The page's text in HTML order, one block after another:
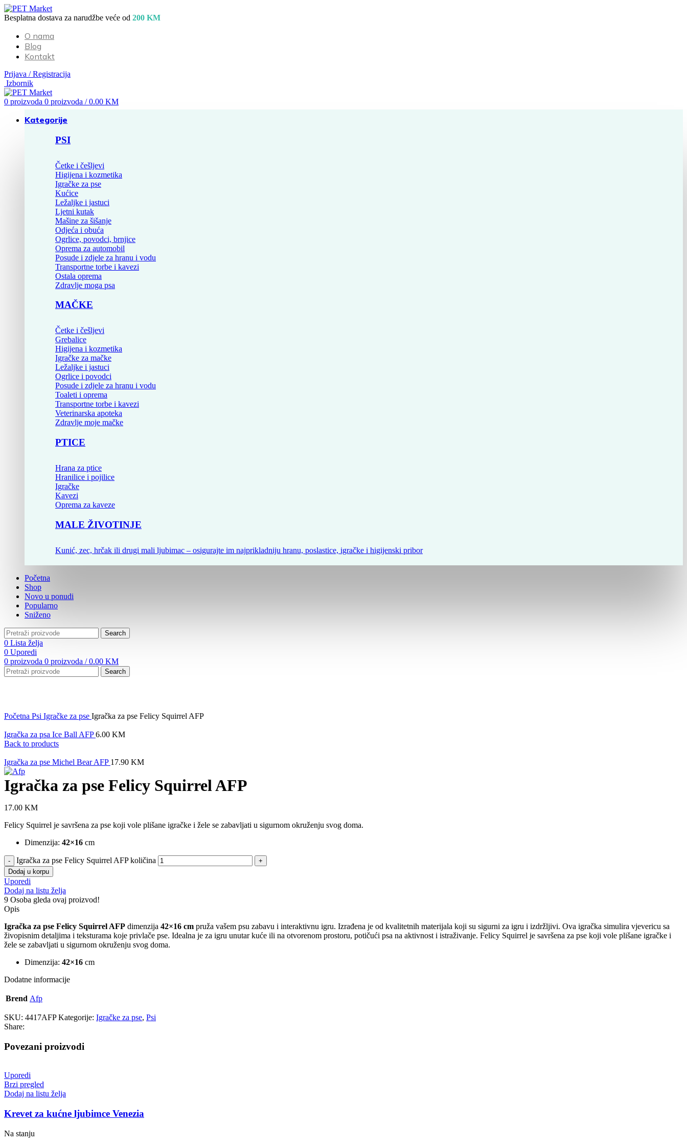
Besplatna dostava za narudžbe veće od 200 KM
O nama
Blog
Kontakt
Prijava / Registracija
Izbornik
0 proizvoda 0 proizvoda / 0.00 KM
Kategorije
PSI
Četke i češljevi
Higijena i kozmetika
Igračke za pse
Kućice
Ležaljke i jastuci
Ljetni kutak
Mašine za šišanje
Odjeća i obuća
Ogrlice, povodci, brnjice
Oprema za automobil
Posude i zdjele za hranu i vodu
Transportne torbe i kavezi
Ostala oprema
Zdravlje moga psa
MAČKE
Četke i češljevi
Grebalice
Higijena i kozmetika
Igračke za mačke
Ležaljke i jastuci
Ogrlice i povodci
Posude i zdjele za hranu i vodu
Toaleti i oprema
Transportne torbe i kavezi
Veterinarska apoteka
Zdravlje moje mačke
PTICE
Hrana za ptice
Hranilice i pojilice
Igračke
Kavezi
Oprema za kaveze
MALE ŽIVOTINJE
Kunić, zec, hrčak ili drugi mali ljubimac – osigurajte im najprikladniju hranu, poslastice, igračke i higijenski pribor
Početna
Shop
Novo u ponudi
Popularno
Sniženo
Search
0 Lista želja
0 Uporedi
0 proizvoda 0 proizvoda / 0.00 KM
Search
Početna Psi Igračke za pse Igračka za pse Felicy Squirrel AFP
Igračka za psa Ice Ball AFP6.00 KM
Back to products
Igračka za pse Michel Bear AFP 17.90 KM
Igračka za pse Felicy Squirrel AFP
17.00 KM
Felicy Squirrel je savršena za pse koji vole plišane igračke i žele se zabavljati u sigurnom okruženju svog doma.
Dimenzija: 42×16 cm
Igračka za pse Felicy Squirrel AFP količina
Dodaj u korpu
Uporedi
Dodaj na listu želja
9 Osoba gleda ovaj proizvod!
Opis
Igračka za pse Felicy Squirrel AFP dimenzija 42×16 cm pruža vašem psu zabavu i interaktivnu igru. Izrađena je od kvalitetnih materijala koji su sigurni za igru i izdržljivi. Ova igračka simulira vjevericu sa
živopisnim detaljima i teksturama koje privlače pse. Idealna je za igru unutar kuće ili na otvorenom prostoru, potičući psa na aktivnost i istraživanje. Felicy Squirrel je savršena za pse koji vole plišane igračke i
žele se zabavljati u sigurnom okruženju svog doma.
Dimenzija: 42×16 cm
Dodatne informacije
Brend Afp
SKU: 4417AFPKategorije: Igračke za pse, Psi
Share:
Povezani proizvodi
Uporedi
Brzi pregled
Dodaj na listu želja
Krevet za kućne ljubimce Venezia
Na stanju